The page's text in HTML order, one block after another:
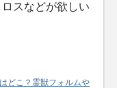
スなどが欲しい
どこ？霊獣フォルムや